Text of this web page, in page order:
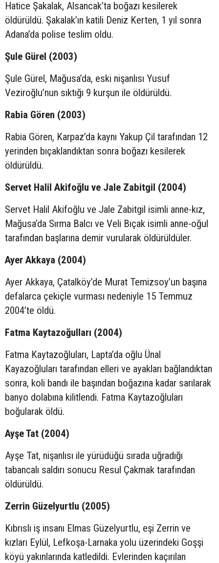
Hatice Şakalak, Alsancak’ta boğazı kesilerek
öldürüldü. Şakalak’ın katili Deniz Kerten, 1 yıl sonra
Adana’da polise teslim oldu.
Şule Gürel (2003)
Şule Gürel, Mağusa’da, eski nişanlısı Yusuf
Veziroğlu’nun sıktığı 9 kurşun ile öldürüldü.
Rabia Gören (2003)
Rabia Gören, Karpaz’da kaynı Yakup Çil tarafından 12
yerinden bıçaklandıktan sonra boğazı kesilerek
öldürüldü.
Servet Halil Akifoğlu ve Jale Zabitgil (2004)
Servet Halil Akifoğlu ve Jale Zabitgil isimli anne-kız,
Mağusa’da Sırma Balcı ve Veli Bıçak isimli anne-oğul
tarafından başlarına demir vurularak öldürüldüler.
Ayer Akkaya (2004)
Ayer Akkaya, Çatalköy’de Murat Temizsoy’un başına
defalarca çekiçle vurması nedeniyle 15 Temmuz
2004’te öldü.
Fatma Kaytazoğulları (2004)
Fatma Kaytazoğluları, Lapta’da oğlu Ünal
Kayazoğluları tarafından elleri ve ayakları bağlandıktan
sonra, koli bandı ile başından boğazına kadar sarılarak
banyo dolabına kilitlendi. Fatma Kaytazoğluları
boğularak öldü.
Ayşe Tat (2004)
Ayşe Tat, nişanlısı ile yürüdüğü sırada uğradığı
tabancalı saldırı sonucu Resul Çakmak tarafından
öldürüldü.
Zerrin Güzelyurtlu (2005)
Kıbrıslı iş insanı Elmas Güzelyurtlu, eşi Zerrin ve
kızları Eylül, Lefkoşa-Larnaka yolu üzerindeki Goşşi
köyü yakınlarında katledildi. Evlerinden kaçırılan